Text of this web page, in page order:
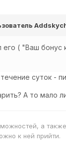
его ( "Ваш
суток -
А то мало
а
к ней прийти.